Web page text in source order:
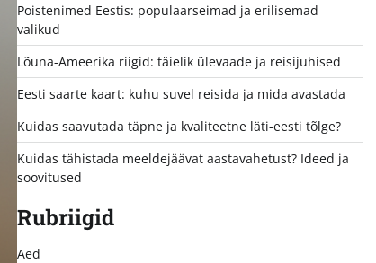
Poistenimed Eestis: populaarseimad ja erilisemad
valikud
Lõuna-Ameerika riigid: täielik ülevaade ja reisijuhised
Eesti saarte kaart: kuhu suvel reisida ja mida avastada
Kuidas saavutada täpne ja kvaliteetne läti-eesti tõlge?
Kuidas tähistada meeldejäävat aastavahetust? Ideed ja
soovitused
Rubriigid
Aed